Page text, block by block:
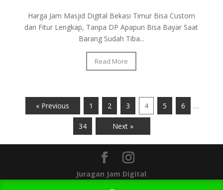
Harga Jam Masjid Digital Bekasi Timur Bisa Custom
dan Fitur Lengkap, Tanpa DP Apapun Bisa Bayar Saat
Barang Sudah Tiba...
Read More
« Previous 1 2 3 4 5 6 …
34 Next »
Juragan Jam Digital